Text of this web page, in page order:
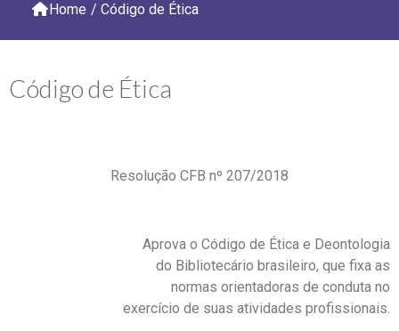
Home / Código de Ética
Código de Ética
Resolução CFB nº 207/2018
Aprova o Código de Ética e Deontologia
do Bibliotecário brasileiro, que fixa as
normas orientadoras de conduta no
exercício de suas atividades profissionais.